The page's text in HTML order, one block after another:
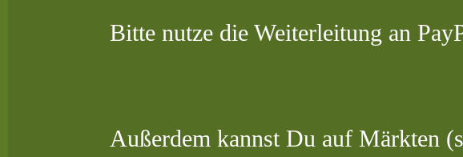
Bitte nutze die Weiterleitung an
Außerdem kannst Du auf Märkten